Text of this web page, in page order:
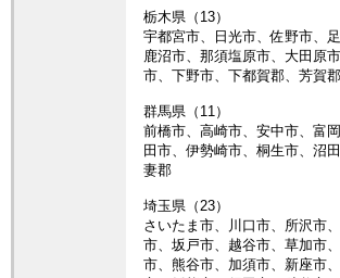
栃木県（13）
宇都宮市、日光市、佐野市、
鹿沼市、那須塩原市、大田原
市、下野市、下都賀郡、芳賀郡
群馬県（11）
前橋市、高崎市、安中市、富
田市、伊勢崎市、桐生市、沼
妻郡
埼玉県（23）
さいたま市、川口市、所沢市
市、坂戸市、越谷市、草加市
市、熊谷市、加須市、新座市